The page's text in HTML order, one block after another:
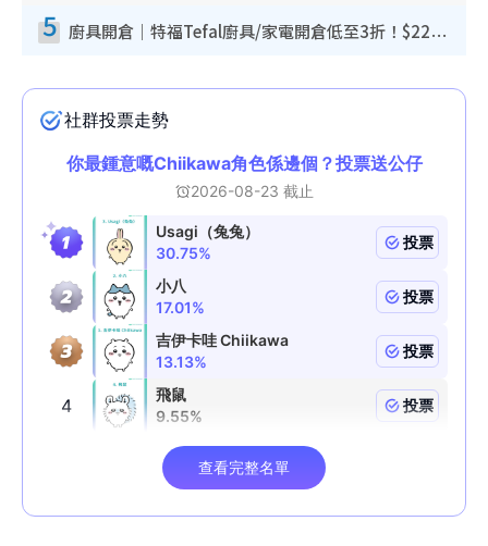
5 廚具開倉｜特福Tefal廚具/家電開倉低至3折！$220起買平底鍋/炒鑊/湯煲！電飯煲/吸塵機/燙斗$418起